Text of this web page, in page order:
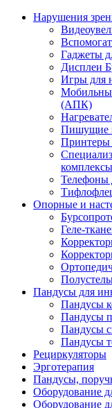
Нарушения
Гаджеты
Дисплеи
Игры для
(АПК)
Пишущие
Принтеры
Телефоны
Опорные и
Геле-
Пандусы для
Пандусы
Пандусы
Пандусы
Пандусы
Рециркуляторы
Эрготерапия
Пандусы,
Оборудование
Оборудование